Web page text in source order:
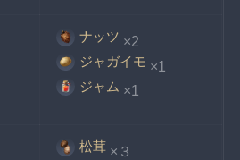
ナッツ ×2
ジャガイモ ×1
ジャム ×1
松茸 ×３